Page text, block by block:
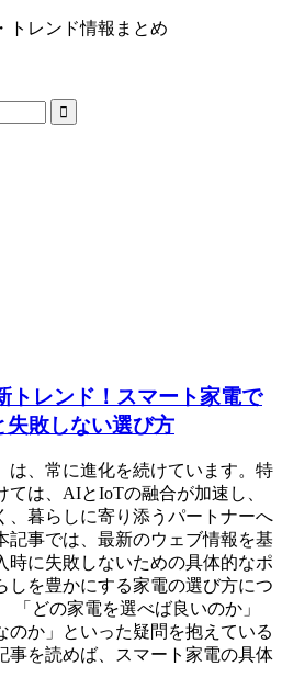
トレンド情報まとめ
トレンド！スマート家電で
失敗しない選び方
は、常に進化を続けています。特
ては、AIとIoTの融合が加速し、
、暮らしに寄り添うパートナーへ
記事では、最新のウェブ情報を基
時に失敗しないための具体的なポ
しを豊かにする家電の選び方につ
「どの家電を選べば良いのか」
のか」といった疑問を抱えている
事を読めば、スマート家電の具体